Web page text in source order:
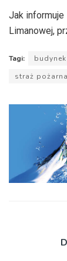
Jak informuje
Limanowej,
Tagi:
straż pożarna